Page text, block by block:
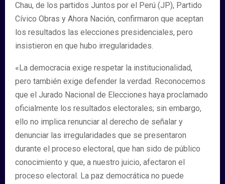
Chau, de los partidos Juntos por el Perú (JP), Partido
Cívico Obras y Ahora Nación, confirmaron que aceptan
los resultados las elecciones presidenciales, pero
insistieron en que hubo irregularidades.
«La democracia exige respetar la institucionalidad,
pero también exige defender la verdad. Reconocemos
que el Jurado Nacional de Elecciones haya proclamado
oficialmente los resultados electorales; sin embargo,
ello no implica renunciar al derecho de señalar y
denunciar las irregularidades que se presentaron
durante el proceso electoral, que han sido de público
conocimiento y que, a nuestro juicio, afectaron el
proceso electoral. La paz democrática no puede